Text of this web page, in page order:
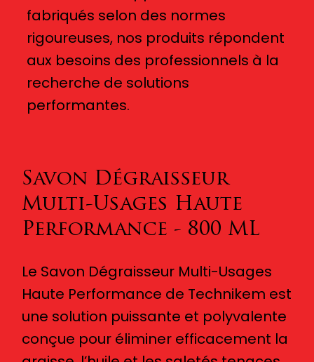
fabriqués selon des normes
rigoureuses, nos produits répondent
aux besoins des professionnels à la
recherche de solutions
performantes.
Savon Dégraisseur
Multi-Usages Haute
Performance - 800 ML
Le Savon Dégraisseur Multi-Usages
Haute Performance de Technikem est
une solution puissante et polyvalente
conçue pour éliminer efficacement la